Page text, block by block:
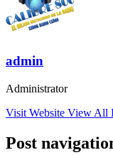
admin
Administrator
Visit Website View All
Post